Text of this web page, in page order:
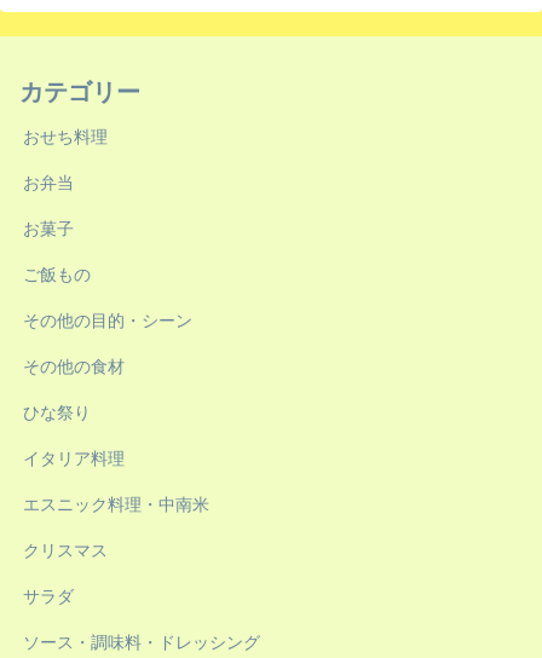
カテゴリー
おせち料理
お弁当
お菓子
ご飯もの
その他の目的・シーン
その他の食材
ひな祭り
イタリア料理
エスニック料理・中南米
クリスマス
サラダ
ソース・調味料・ドレッシング